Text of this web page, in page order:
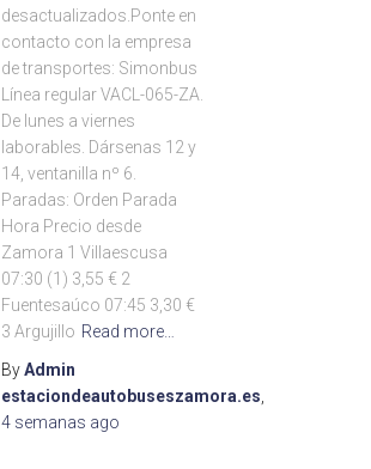
desactualizados.Ponte en
contacto con la empresa
de transportes: Simonbus
Línea regular VACL-065-ZA.
De lunes a viernes
laborables. Dársenas 12 y
14, ventanilla nº 6.
Paradas: Orden Parada
Hora Precio desde
Zamora 1 Villaescusa
07:30 (1) 3,55 € 2
Fuentesaúco 07:45 3,30 €
3 Argujillo Read more…
ByAdmin
estaciondeautobuseszamora.es
4 semanas ago